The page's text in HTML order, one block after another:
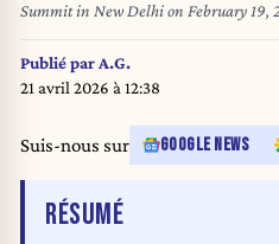
Publié par A.G.
21 avril 2026 à 12:38
Suis-nous sur GOOGLE NEWS
RÉSUMÉDE L'ARTICLE